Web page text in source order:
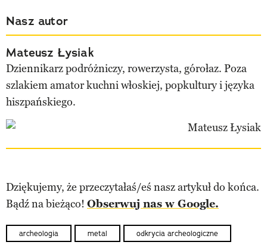
Nasz autor
Mateusz Łysiak
Dziennikarz podróżniczy, rowerzysta, górołaz. Poza
szlakiem amator kuchni włoskiej, popkultury i języka
hiszpańskiego.
Dziękujemy, że przeczytałaś/eś nasz artykuł do końca.
Bądź na bieżąco! Obserwuj nas w Google.
archeologia metal odkrycia archeologiczne